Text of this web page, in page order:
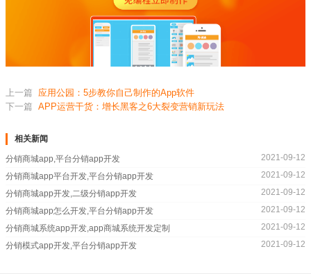
上一篇
应用公园：5步教你自己制作的App软件
下一篇 APP运营干货：增长黑客之6大裂变营销新玩法
相关新闻
分销商城app,平台分销app开发
2021-09-12
分销商城app平台开发,平台分销app开发
2021-09-12
分销商城app开发,二级分销app开发
2021-09-12
分销商城app怎么开发,平台分销app开发
2021-09-12
分销商城系统app开发,app商城系统开发定制
2021-09-12
分销模式app开发,平台分销app开发
2021-09-12